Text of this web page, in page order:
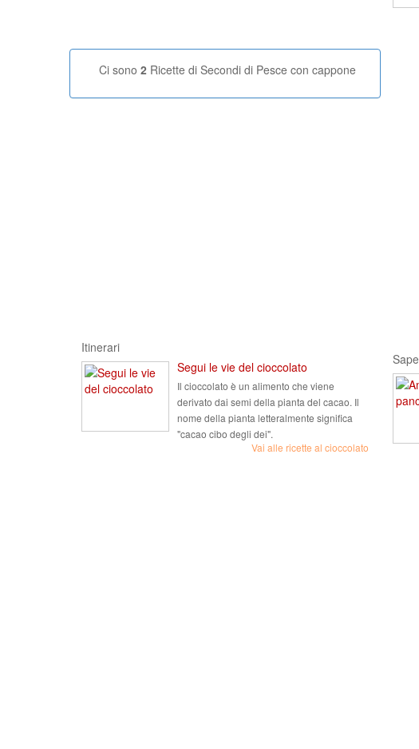
Ci sono 2 Ricette di Secondi di Pesce con cappone
Itinerari
Segui le vie del cioccolato
Il cioccolato è un alimento che viene
derivato dai semi della pianta del cacao. Il
nome della pianta letteralmente significa
"cacao cibo degli dei".
Vai alle ricette al cioccolato